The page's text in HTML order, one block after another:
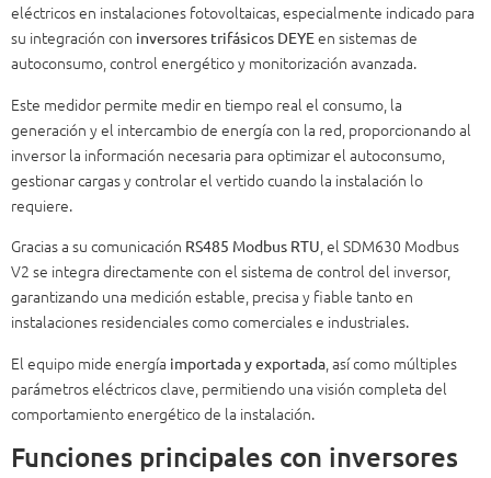
eléctricos en instalaciones fotovoltaicas, especialmente indicado para
su integración con inversores trifásicos DEYEen sistemas de
autoconsumo, control energético y monitorización avanzada.
Este medidor permite medir en tiempo real el consumo, la
generación y el intercambio de energía con la red, proporcionando al
inversor la información necesaria para optimizar el autoconsumo,
gestionar cargas y controlar el vertido cuando la instalación lo
requiere.
Gracias a su comunicación RS485 Modbus RTU, el SDM630 Modbus
V2 se integra directamente con el sistema de control del inversor,
garantizando una medición estable, precisa y fiable tanto en
instalaciones residenciales como comerciales e industriales.
El equipo mide energía importada y exportada , así como múltiples
parámetros eléctricos clave, permitiendo una visión completa del
comportamiento energético de la instalación.
Funciones principales con inversores